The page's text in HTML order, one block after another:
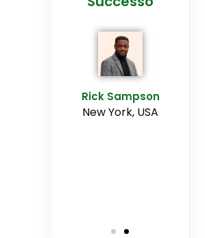
Rick Sampson
New York, USA